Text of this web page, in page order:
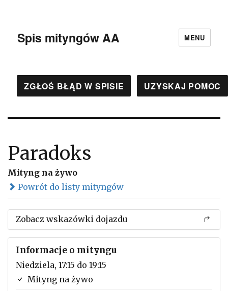
Spis mityngów AA MENU
ZGŁOŚ BŁĄD W SPISIE UZYSKAJ POMOC
Paradoks
Mityng na żywo
Powrót do listy mityngów
Zobacz wskazówki dojazdu
Informacje o mityngu
Niedziela, 17:15 do 19:15
Mityng na żywo